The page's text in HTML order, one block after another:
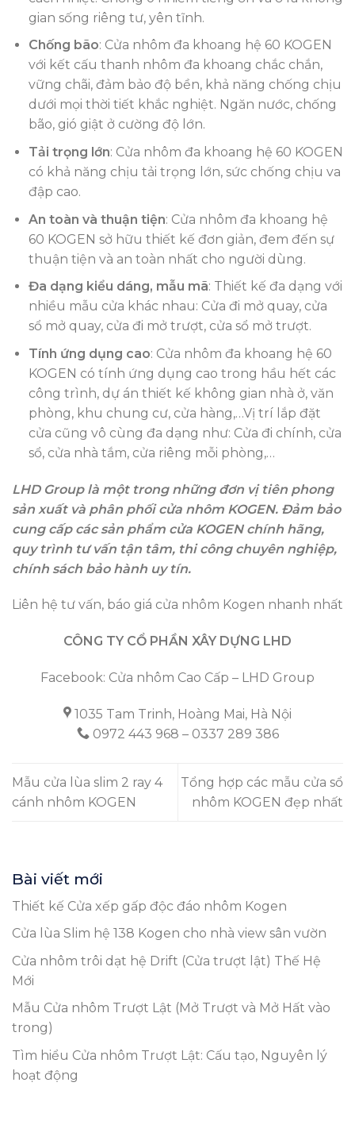
gian sống riêng tư, yên tĩnh.
Chống bão: Cửa nhôm đa khoang hệ 60 KOGEN
với kết cấu thanh nhôm đa khoang chắc chắn,
vững chãi, đảm bảo độ bền, khả năng chống chịu
dưới mọi thời tiết khắc nghiệt. Ngăn nước, chống
bão, gió giật ở cường độ lớn.
Tải trọng lớn: Cửa nhôm đa khoang hệ 60 KOGEN
có khả năng chịu tải trọng lớn, sức chống chịu va
đập cao.
An toàn và thuận tiện: Cửa nhôm đa khoang hệ
60 KOGEN sở hữu thiết kế đơn giản, đem đến sự
thuận tiện và an toàn nhất cho người dùng.
Đa dạng kiểu dáng, mẫu mã: Thiết kế đa dạng với
nhiều mẫu cửa khác nhau: Cửa đi mở quay, cửa
sổ mở quay, cửa đi mở trượt, cửa sổ mở trượt.
Tính ứng dụng cao: Cửa nhôm đa khoang hệ 60
KOGEN có tính ứng dụng cao trong hầu hết các
công trình, dự án thiết kế không gian nhà ở, văn
phòng, khu chung cư, cửa hàng,…Vị trí lắp đặt
cửa cũng vô cùng đa dạng như: Cửa đi chính, cửa
sổ, cửa nhà tắm, cửa riêng mỗi phòng,…
LHD Group là một trong những đơn vị tiên phong
sản xuất và phân phối cửa nhôm KOGEN. Đảm bảo
cung cấp các sản phẩm cửa KOGEN chính hãng,
quy trình tư vấn tận tâm, thi công chuyên nghiệp,
chính sách bảo hành uy tín.
Liên hệ tư vấn, báo giá cửa nhôm Kogen nhanh nhất
CÔNG TY CỔ PHẦN XÂY DỰNG LHD
Facebook: Cửa nhôm Cao Cấp – LHD Group
1035 Tam Trinh, Hoàng Mai, Hà Nội
0972 443 968 – 0337 289 386
Mẫu cửa lùa slim 2 ray 4
cánh nhôm KOGEN
Tổng hợp các mẫu cửa sổ
nhôm KOGEN đẹp nhất
Bài viết mới
Thiết kế Cửa xếp gấp độc đáo nhôm Kogen
Cửa lùa Slim hệ 138 Kogen cho nhà view sân vườn
Cửa nhôm trôi dạt hệ Drift (Cửa trượt lật) Thế Hệ
Mới
Mẫu Cửa nhôm Trượt Lật (Mở Trượt và Mở Hất vào
trong)
Tìm hiểu Cửa nhôm Trượt Lật: Cấu tạo, Nguyên lý
hoạt động